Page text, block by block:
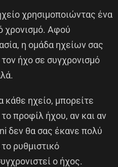
χρησιμοποιώντας ένα
χρονισμό. Αφού
η ομάδα ηχείων σας
ήχο σε συγχρονισμό
κάθε ηχείο, μπορείτε
προφίλ ήχου, αν και αν
δεν θα σας έκανε πολύ
ρυθμιστικό
ο ήχος.